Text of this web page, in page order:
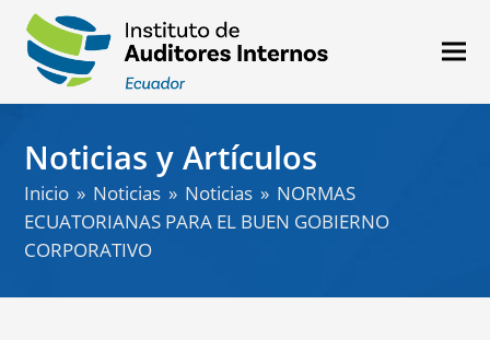
Noticias y Artículos
Inicio » Noticias » Noticias » NORMAS
ECUATORIANAS PARA EL BUEN GOBIERNO
CORPORATIVO